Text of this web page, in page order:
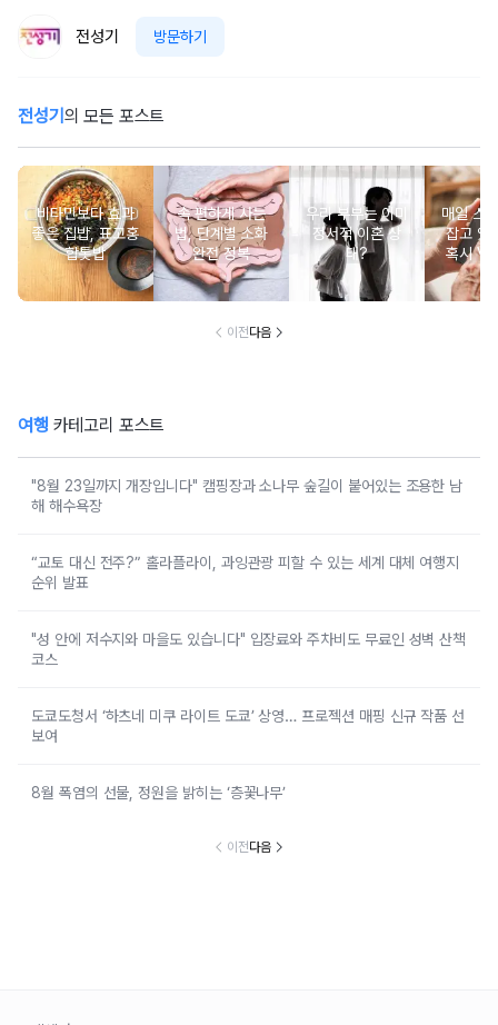
전성기 방문하기
전성기 의 모든 포스트
비타민보다 효과
좋은 집밥, 표고홍
합톳밥
속 편하게 사는
법, 단계별 소화
완전 정복
우리 부부는 이미
정서적 이혼 상
태?
매일 스
잡고 있
혹시
이전다음
여행 카테고리 포스트
"8월 23일까지 개장입니다" 캠핑장과 소나무 숲길이 붙어있는 조용한 남
해 해수욕장
“교토 대신 전주?” 홀라플라이, 과잉관광 피할 수 있는 세계 대체 여행지
순위 발표
"성 안에 저수지와 마을도 있습니다" 입장료와 주차비도 무료인 성벽 산책
코스
도쿄도청서 ‘하츠네 미쿠 라이트 도쿄’ 상영… 프로젝션 매핑 신규 작품 선
보여
8월 폭염의 선물, 정원을 밝히는 ‘층꽃나무’
이전다음